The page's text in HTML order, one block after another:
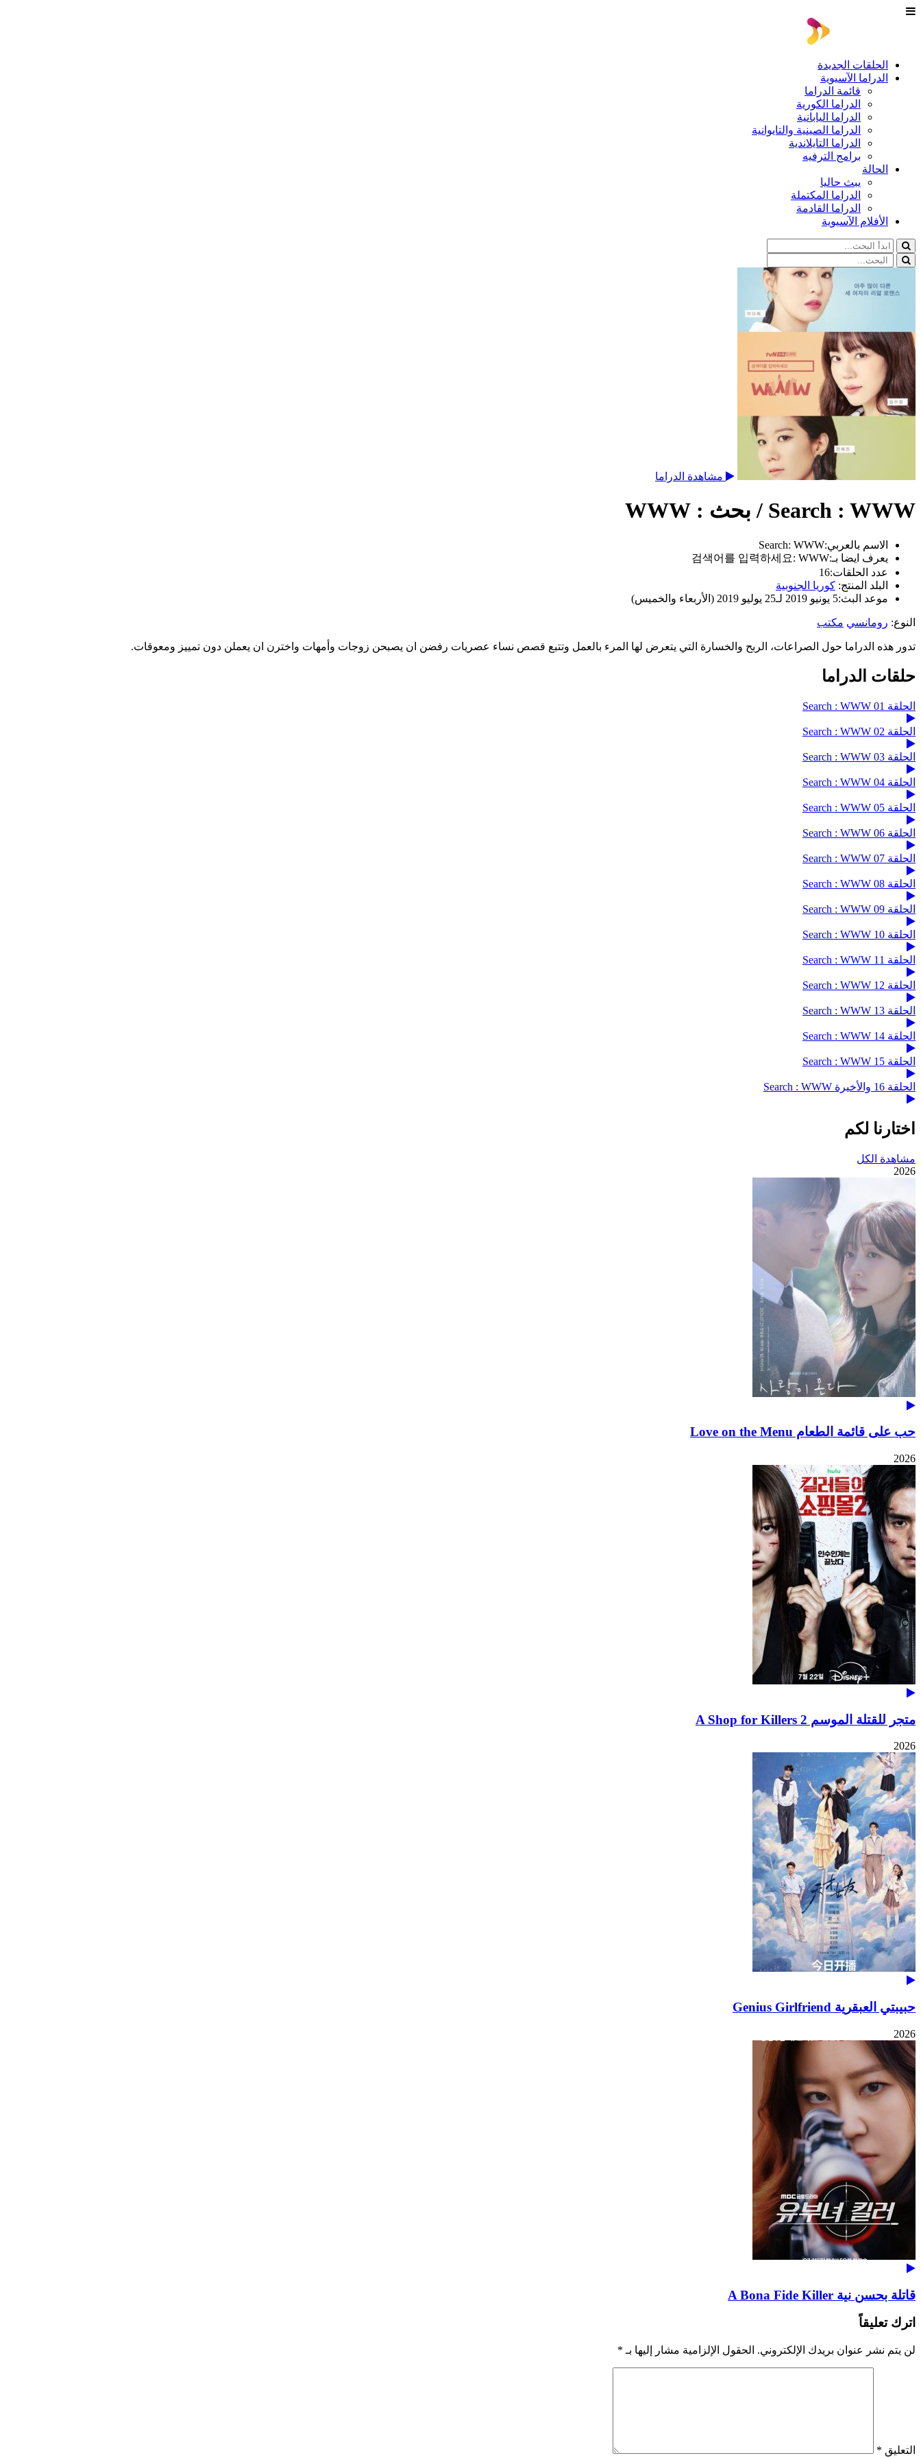
الحلقات الجديدة
الدراما الآسيوية
قائمة الدراما
الدراما الكورية
الدراما اليابانية
الدراما الصينية والتايوانية
الدراما التايلاندية
برامج الترفيه
الحالة
يبث حاليا
الدراما المكتملة
الدراما القادمة
الأفلام الآسيوية
مشاهدة الدراما
Search : WWW / بحث : WWW
الاسم بالعربي:Search: WWW
يعرف ايضا بـ:검색어를 입력하세요: WWW
عدد الحلقات:16
البلد المنتج: كوريا الجنوبية
موعد البث:5 يونيو 2019 لـ25 يوليو 2019 (الأربعاء والخميس)
النوع: رومانسي مكتب
تدور هذه الدراما حول الصراعات، الربح والخسارة التي يتعرض لها المرء بالعمل وتتبع قصص نساء عصريات رفضن ان يصبحن زوجات وأمهات واخترن ان يعملن دون تمييز ومعوقات.
حلقات الدراما
الحلقة 01 Search : WWW
الحلقة 02 Search : WWW
الحلقة 03 Search : WWW
الحلقة 04 Search : WWW
الحلقة 05 Search : WWW
الحلقة 06 Search : WWW
الحلقة 07 Search : WWW
الحلقة 08 Search : WWW
الحلقة 09 Search : WWW
الحلقة 10 Search : WWW
الحلقة 11 Search : WWW
الحلقة 12 Search : WWW
الحلقة 13 Search : WWW
الحلقة 14 Search : WWW
الحلقة 15 Search : WWW
الحلقة 16 والأخيرة Search : WWW
اختارنا لكم
مشاهدة الكل
2026
حب على قائمة الطعام Love on the Menu
2026
متجر للقتلة الموسم 2 A Shop for Killers
2026
حبيبتي العبقرية Genius Girlfriend
2026
قاتلة بحسن نية A Bona Fide Killer
اترك تعليقاً
لن يتم نشر عنوان بريدك الإلكتروني. الحقول الإلزامية مشار إليها بـ *
التعليق *